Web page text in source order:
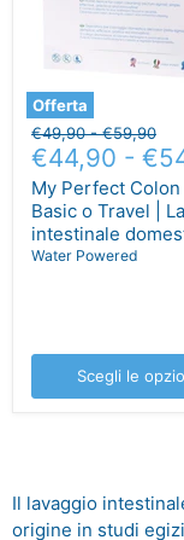
Offerta
Prezzo
originale
€49,90-Prezzo
originale
€59,90
€44,90 -
My Perfect Colon
Basic o Travel |
intestinale
Water Powered
Scegli le
Il lavaggio
origine in studi